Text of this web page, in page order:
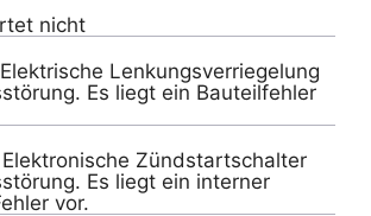
nicht
Lenkungsverriegelung
Es liegt ein Bauteilfehler
Zündstartschalter
Es liegt ein interner
vor.